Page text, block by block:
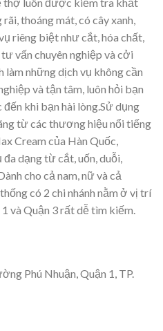
thoáng mát, có cây xanh,
riêng biệt như cắt, hóa chất,
vấn chuyên nghiệp và cởi
làm những dịch vụ không cần
và tận tâm, luôn hỏi bạn
khi bạn hài lòng.Sử dụng
từ các thương hiệu nổi tiếng
Cream của Hàn Quốc,
dạng từ cắt, uốn, duỗi,
cho cả nam, nữ và cả
có 2 chi nhánh nằm ở vị trí
và Quận 3 rất dễ tìm kiếm.
Phú Nhuận, Quận 1, TP.